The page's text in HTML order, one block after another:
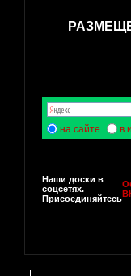
на сайте в
Наши доски в
соцсетях.
Присоединяйтесь